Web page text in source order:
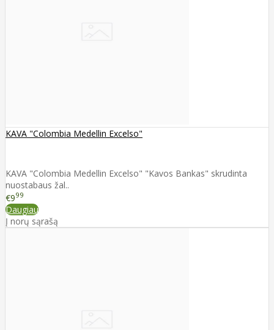
KAVA "Colombia Medellin Excelso"
KAVA "Colombia Medellin Excelso" "Kavos Bankas" skrudinta
nuostabaus žal..
€999
Daugiau
Į norų sąrašą